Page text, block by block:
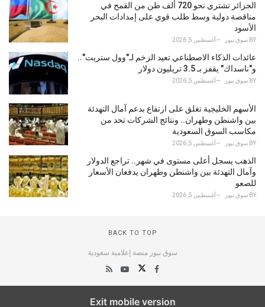
الجزائر تشتري نحو 720 ألف طن من القمح في
مناقصة دولية وسط طلب قوي على إمدادات البحر
الأسود
BY سوق نيوز أغسطس 5, 2026
عائدات الذكاء الاصطناعي تعيد الزخم لـ"وول ستريت"..
و"ناسداك" يقفز بـ 3.5 تريليون دولار
BY سوق نيوز أغسطس 5, 2026
الأسهم الخليجية تغلق على ارتفاع بدعم آمال التهدئة
بين واشنطن وطهران.. ونتائج الشركات تحد من
مكاسب السوق السعودية
BY سوق نيوز أغسطس 5, 2026
الذهب يسجل أعلى مستوى في شهر.. تراجع الدولار
وآمال التهدئة بين واشنطن وطهران يدفعان الأسعار
للصعو
BY سوق نيوز أغسطس 5, 2026
BACK TO TOP
سوق نيوز منصة إعلامية سعودية
Exit mobile version